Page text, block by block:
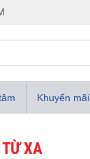
Khuyến mãi
XA